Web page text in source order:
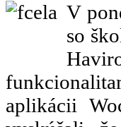
V
so
aplikácii